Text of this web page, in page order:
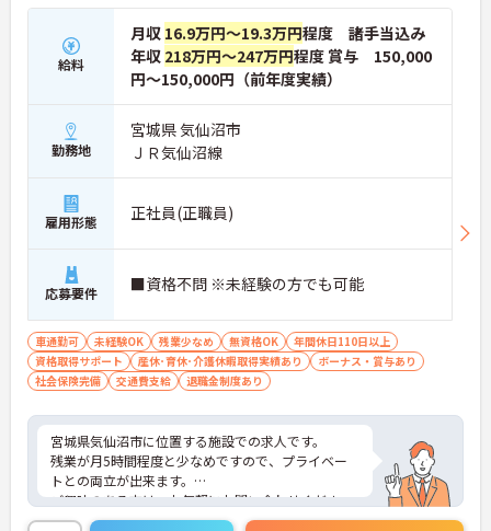
給料
月収 16.9万円～19.3万円程度 諸手当込み
年収 218万円～247万円程度 賞与 150,000
円～150,000円（前年度実績）
勤務地
宮城県 気仙沼市
ＪＲ気仙沼線
雇用形態 正社員(正職員)
応募要件 ■資格不問 ※未経験の方でも可能
車通勤可 未経験OK 残業少なめ 無資格OK
年間休日110日以上
資格取得サポート
産休･育休･介護休暇取得実績あり
ボーナス・賞与あり
社会保険完備
交通費支給 退職金制度あり
宮城県気仙沼市に位置する施設での求人です。
残業が月5時間程度と少なめですので、プライベー
トとの両立が出来ます。
ご興味のある方は、お気軽にお問い合わせくださ
い。